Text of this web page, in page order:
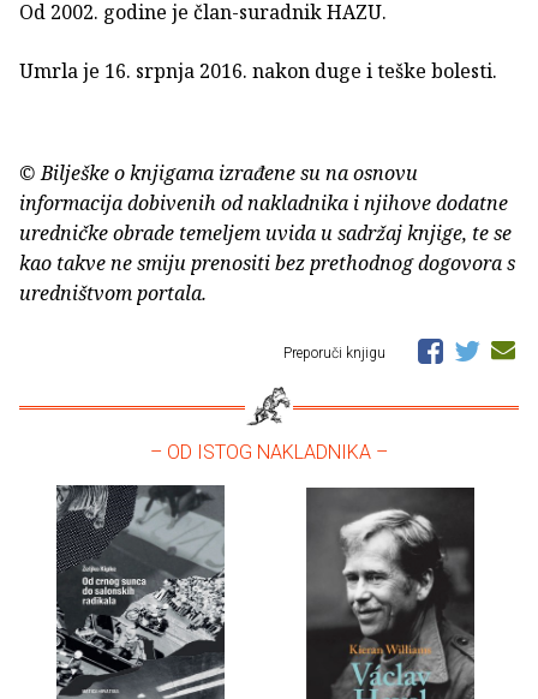
Od 2002. godine je član-suradnik HAZU.
Umrla je 16. srpnja 2016. nakon duge i teške bolesti.
© Bilješke o knjigama izrađene su na osnovu
informacija dobivenih od nakladnika i njihove dodatne
uredničke obrade temeljem uvida u sadržaj knjige, te se
kao takve ne smiju prenositi bez prethodnog dogovora s
uredništvom portala.
Preporuči knjigu
– OD ISTOG NAKLADNIKA –